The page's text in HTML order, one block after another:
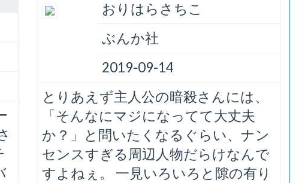
おりはらさちこ
ぶんか社
2019-09-14
とりあえず主人公の暗殺さんには、
「そんなにマジになってて大丈夫
か？」と問いたくなるぐらい、ナン
センスすぎる周辺人物だらけなんで
すよねぇ。 一見いろいろと隙の有り